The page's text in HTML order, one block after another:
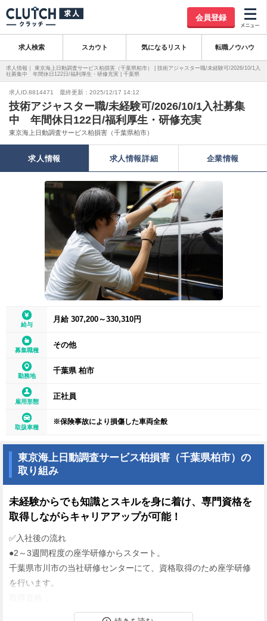
会員登録
求人検索 スカウト 気になるリスト 転職ノウハウ
求人情報｜ 東京海上日動調査サービス柏損害（千葉県柏市） | 技術アジャスター職/未経験可/2026/10/1入
社募集中 年間休日122日/福利厚生・研修充実 | 千葉県
求人ID.8814471 最終更新：2025/12/17 14:12
技術アジャスター職/未経験可/2026/10/1入社募集
中 年間休日122日/福利厚生・研修充実
東京海上日動調査サービス柏損害（千葉県柏市）
求人情報 求人情報詳細 企業情報
給与
月給 307,200～330,310円
募集職種
その他
勤務地
千葉県 柏市
雇用形態
正社員
取扱車種
※保険事故により損傷した車両全般
東京海上日動調査サービス柏損害（千葉県柏市）の
取り組み
未経験からでも知識とスキルを身に着け、専門資格を
取得しながらキャリアアップが可能！
✅️入社後の流れ
●2～3週間程度の座学研修からスタート。
千葉県市川市の当社研修センターにて、資格取得のため座学研修
を行います。
1.見習技術アジャスター新規登録試験（ご入社から3ヵ月以内の取